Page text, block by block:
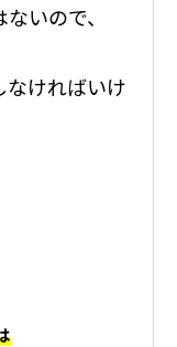
いので、
なければいけ